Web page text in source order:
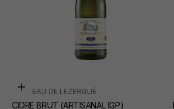
In den Warenkorb
CHÂTEAU DE LEZERGUÉ
CIDRE BRUT (ARTISANAL IGP)